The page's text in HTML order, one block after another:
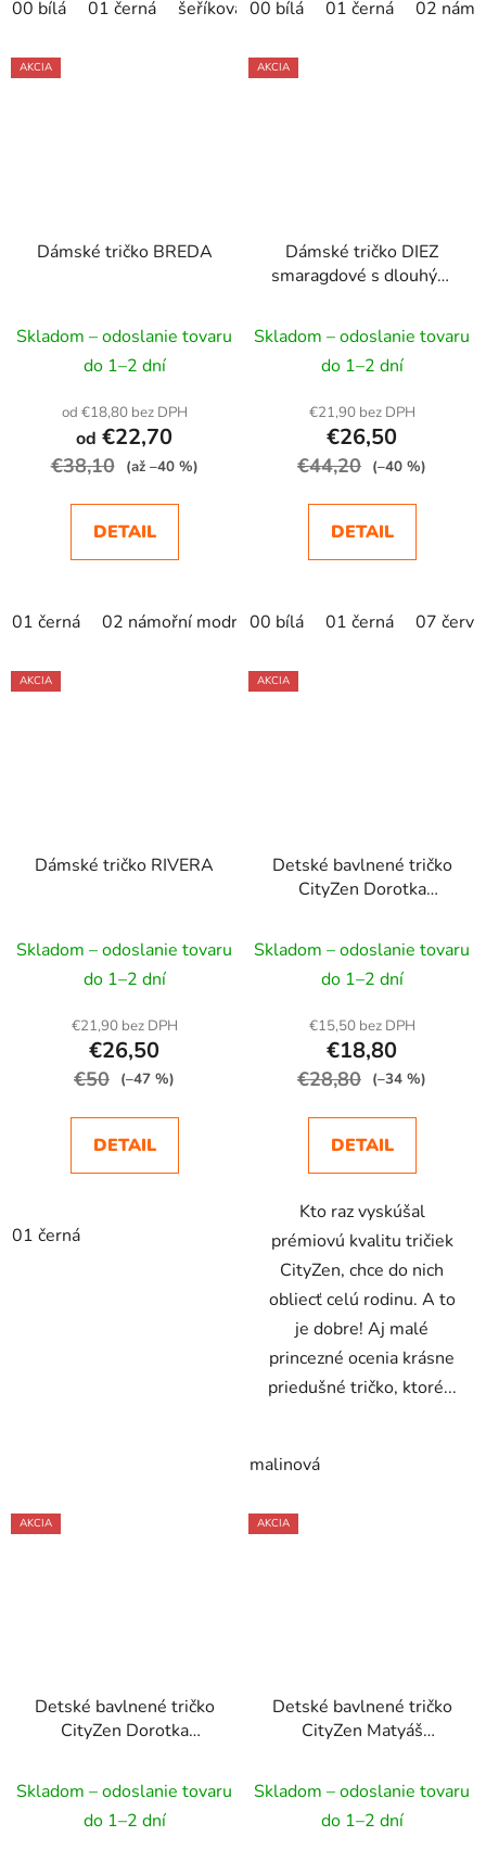
00 bílá 01 černá šeříková 00 bílá 01 černá 02
AKCIA
Dámské tričko BREDA
Skladom – odoslanie tovaru
do 1–2 dní
od €18,80 bez DPH
od €22,70
€38,10 (až –40 %)
DETAIL
01 černá 02 námořní modrá 05 královská modrá 07
AKCIA
Dámské tričko DIEZ
smaragdové s dlouhým
Skladom – odoslanie tovaru
do 1–2 dní
€21,90 bez DPH
€26,50
€44,20 (–40 %)
DETAIL
00 bílá 01 černá 07
AKCIA
Dámské tričko RIVERA
Skladom – odoslanie tovaru
do 1–2 dní
€21,90 bez DPH
€26,50
€50 (–47 %)
DETAIL
01 černá
AKCIA
Detské bavlnené tričko
CityZen Dorotka
Skladom – odoslanie tovaru
do 1–2 dní
€15,50 bez DPH
€18,80
€28,80 (–34 %)
DETAIL
Kto raz vyskúšal
prémiovú kvalitu tričiek
CityZen, chce do nich
obliecť celú rodinu. A to
je dobre! Aj malé
princezné ocenia krásne
priedušné tričko, ktoré...
malinová
AKCIA
Detské bavlnené tričko
CityZen Dorotka
Skladom – odoslanie tovaru
do 1–2 dní
AKCIA
Detské bavlnené tričko
CityZen Matyáš
Skladom – odoslanie tovaru
do 1–2 dní